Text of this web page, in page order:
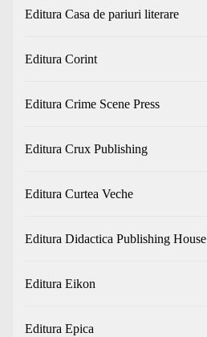
Editura Casa de pariuri literare
Editura Corint
Editura Crime Scene Press
Editura Crux Publishing
Editura Curtea Veche
Editura Didactica Publishing House
Editura Eikon
Editura Epica